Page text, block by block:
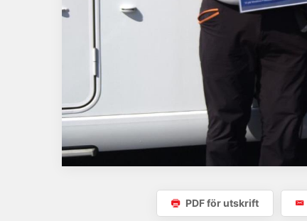
PDF för utskrift